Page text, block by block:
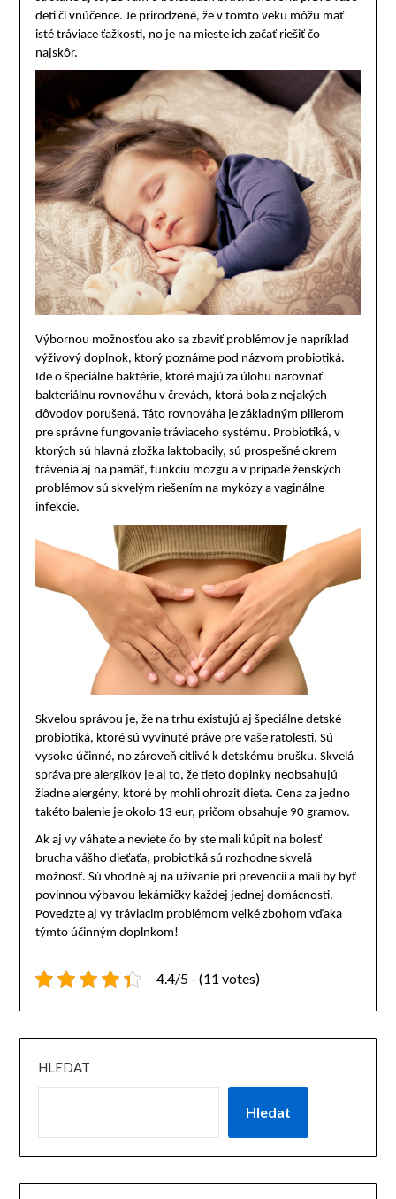
deti či vnúčence. Je prirodzené, že v tomto veku môžu mať
isté tráviace ťažkosti, no je na mieste ich začať riešiť čo
najskôr.
Výbornou možnosťou ako sa zbaviť problémov je napríklad
výživový doplnok, ktorý poznáme pod názvom probiotiká.
Ide o špeciálne baktérie, ktoré majú za úlohu narovnať
bakteriálnu rovnováhu v črevách, ktorá bola z nejakých
dôvodov porušená. Táto rovnováha je základným pilierom
pre správne fungovanie tráviaceho systému. Probiotiká, v
ktorých sú hlavná zložka laktobacily, sú prospešné okrem
trávenia aj na pamäť, funkciu mozgu a v prípade ženských
problémov sú skvelým riešením na mykózy a vaginálne
infekcie.
Skvelou správou je, že na trhu existujú aj špeciálne detské
probiotiká, ktoré sú vyvinuté práve pre vaše ratolesti. Sú
vysoko účinné, no zároveň citlivé k detskému brušku. Skvelá
správa pre alergikov je aj to, že tieto doplnky neobsahujú
žiadne alergény, ktoré by mohli ohroziť dieťa. Cena za jedno
takéto balenie je okolo 13 eur, pričom obsahuje 90 gramov.
Ak aj vy váhate a neviete čo by ste mali kúpiť na bolesť
brucha vášho dieťaťa, probiotiká sú rozhodne skvelá
možnosť. Sú vhodné aj na užívanie pri prevencii a mali by byť
povinnou výbavou lekárničky každej jednej domácnosti.
Povedzte aj vy tráviacim problémom veľké zbohom vďaka
týmto účinným doplnkom!
4.4/5 - (11 votes)
HLEDAT
Hledat